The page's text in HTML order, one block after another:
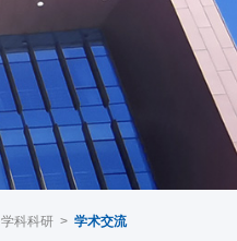
学科科研 >学术交流